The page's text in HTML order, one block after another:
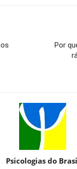
Por
Psicologias do